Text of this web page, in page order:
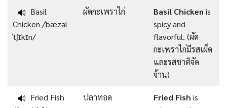
🔊 Basil
Chicken /ˈbæzəl
ˈtʃɪkɪn/
ผัดกะเพราไก่ Basil Chicken is
spicy and
flavorful. (ผัด
กะเพราไก่มีรสเผ็ด
และรสชาติจัด
จ้าน)
🔊 Fried Fish
ปลาทอด Fried Fish is